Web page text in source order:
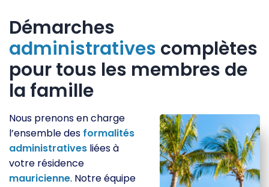
Démarches
administratives complètes
pour tous les membres de
la famille
Nous prenons en charge
l’ensemble des formalités
administratives liées à
votre résidence
mauricienne. Notre équipe